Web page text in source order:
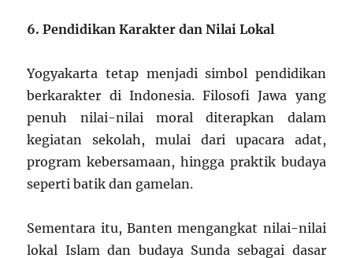
6. Pendidikan Karakter dan Nilai Lokal
Yogyakarta tetap menjadi simbol pendidikan
berkarakter di Indonesia. Filosofi Jawa yang
penuh nilai-nilai moral diterapkan dalam
kegiatan sekolah, mulai dari upacara adat,
program kebersamaan, hingga praktik budaya
seperti batik dan gamelan.
Sementara itu, Banten mengangkat nilai-nilai
lokal Islam dan budaya Sunda sebagai dasar